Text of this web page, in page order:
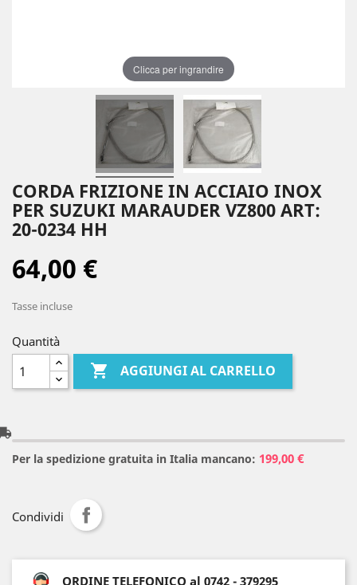
Clicca per ingrandire
CORDA FRIZIONE IN ACCIAIO INOX
PER SUZUKI MARAUDER VZ800 ART:
20-0234 HH
64,00 €
Tasse incluse
Quantità
 AGGIUNGI AL CARRELLO
Per la spedizione gratuita in Italia mancano: 199,00 €
Condividi
ORDINE TELEFONICO al 0742 - 379295